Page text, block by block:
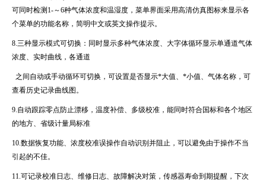
可同时检测1-～6种气体浓度和温湿度，菜单界面采用高清仿真图标来显示各
个菜单的功能名称，简明中文或英文操作提示。
8.三种显示模式可切换：同时显示多种气体浓度、大字体循环显示单通道气体
浓度、实时曲线，各通道
之间自动或手动循环可切换，可设置是否显示*大值、 *小值、气体名称，可
查看历史记录曲线图。
9.自动跟踪零点防止漂移，温度补偿、多级校准，能同时符合国标和各个地区
的地方、省级计量局标准
10.数据恢复功能、浓度校准误操作自动识别并阻止，可以避免由于操作不当
引起的不佳。
11.可记录校准日志、维修日志、故障解决对策，传感器寿命到期提醒，下次